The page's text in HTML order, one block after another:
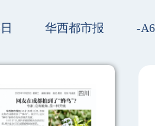
华西都市报 -